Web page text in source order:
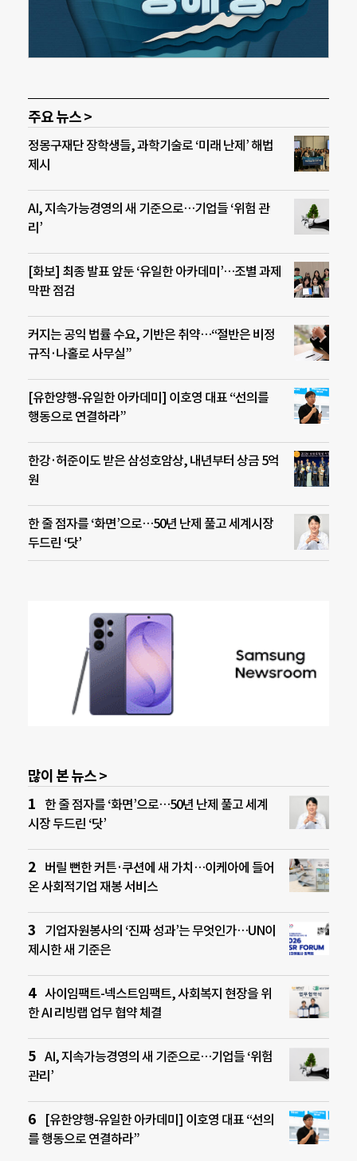
주요 뉴스 >
정몽구재단 장학생들, 과학기술로 ‘미래 난제’ 해법
제시
AI, 지속가능경영의 새 기준으로…기업들 ‘위험 관
리’
[화보] 최종 발표 앞둔 ‘유일한 아카데미’…조별 과제
막판 점검
커지는 공익 법률 수요, 기반은 취약…“절반은 비정
규직·나홀로 사무실”
[유한양행-유일한 아카데미] 이호영 대표 “선의를
행동으로 연결하라”
한강·허준이도 받은 삼성호암상, 내년부터 상금 5억
원
한 줄 점자를 ‘화면’으로…50년 난제 풀고 세계시장
두드린 ‘닷’
많이 본 뉴스 >
한 줄 점자를 ‘화면’으로…50년 난제 풀고 세계
시장 두드린 ‘닷’
버릴 뻔한 커튼·쿠션에 새 가치…이케아에 들어
온 사회적기업 재봉 서비스
기업자원봉사의 ‘진짜 성과’는 무엇인가…UN이
제시한 새 기준은
사이임팩트-넥스트임팩트, 사회복지 현장을 위
한 AI 리빙랩 업무 협약 체결
AI, 지속가능경영의 새 기준으로…기업들 ‘위험
관리’
[유한양행-유일한 아카데미] 이호영 대표 “선의
를 행동으로 연결하라”